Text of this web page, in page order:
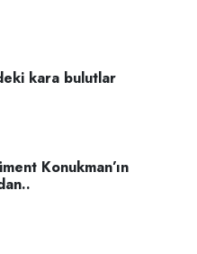
kara bulutlar
Konukman’ın